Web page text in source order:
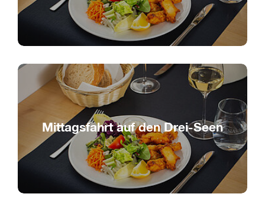
Mittagessen auf dem Wasser
Mittagsfahrt auf den Drei-Seen
Mittagessen auf dem Wasser